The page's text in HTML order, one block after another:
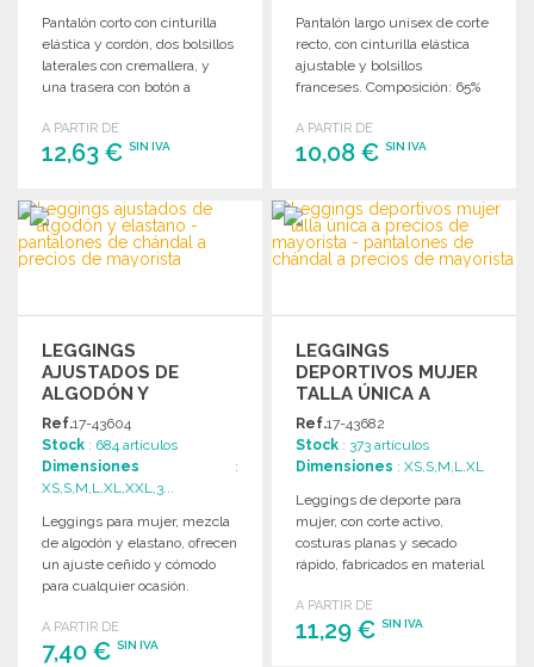
Pantalón corto con cinturilla
elástica y cordón, dos bolsillos
laterales con cremallera, y
una trasera con botón a
A PARTIR DE
12,63 € SIN IVA
PEDIR
Solicitar un presupuesto
Pantalón largo unisex de corte
recto, con cinturilla elástica
ajustable y bolsillos
franceses. Composición: 65%
A PARTIR DE
10,08 €SIN IVA
PEDIR
Solicitar un presupuesto
LEGGINGS
AJUSTADOS DE
ALGODÓN Y
ELASTANO A
PRECIOS DE
MAYORISTA
Ref.17-43604
Stock : 684 artículos
Dimensiones :
XS,S,M,L,XL,XXL,3...
Leggings para mujer, mezcla
de algodón y elastano, ofrecen
un ajuste ceñido y cómodo
para cualquier ocasión.
A PARTIR DE
7,40 € SIN IVA
LEGGINGS
DEPORTIVOS MUJER
TALLA ÚNICA A
PRECIOS DE
MAYORISTA
Ref.17-43682
Stock : 373 artículos
Dimensiones : XS,S,M,L,XL
Leggings de deporte para
mujer, con corte activo,
costuras planas y secado
rápido, fabricados en material
A PARTIR DE
11,29 €SIN IVA